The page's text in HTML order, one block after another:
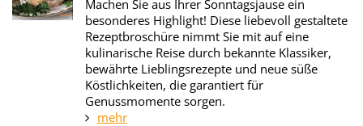
Machen Sie aus Ihrer Sonntagsjause ein
besonderes Highlight! Diese liebevoll gestaltete
Rezeptbroschüre nimmt Sie mit auf eine
kulinarische Reise durch bekannte Klassiker,
bewährte Lieblingsrezepte und neue süße
Köstlichkeiten, die garantiert für
Genussmomente sorgen.
mehr